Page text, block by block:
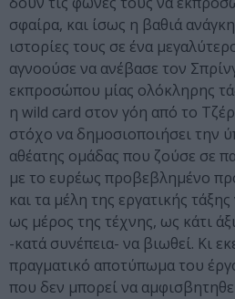
σφαίρα, και ίσως η βαθιά
ιστορίες τους σε ένα
αγνοούσε να ανέβασε τον
εκπροσώπου μίας ολόκληρης
η wild card στον γόη από το
στόχο να δημοσιοποιήσει την
αθέατης ομάδας που ζούσε σε
με το ευρέως προβεβλημένο
και τα μέλη της εργατικής
ως μέρος της τέχνης, ως κάτι
-κατά συνέπεια- να βιωθεί. Κι
πραγματικό αποτύπωμα του
που δεν μπορεί να